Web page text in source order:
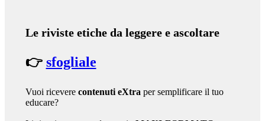
Le riviste etiche da leggere e ascoltare
👉 sfogliale
Vuoi ricevere contenuti eXtraper semplificare il tuo
educare?